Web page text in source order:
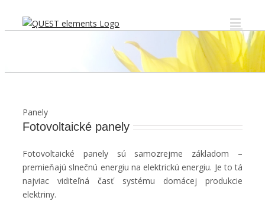
Panely
Fotovoltaické panely
Fotovoltaické panely sú samozrejme základom –
premieňajú slnečnú energiu na elektrickú energiu. Je to tá
najviac viditeľná časť systému domácej produkcie
elektriny.